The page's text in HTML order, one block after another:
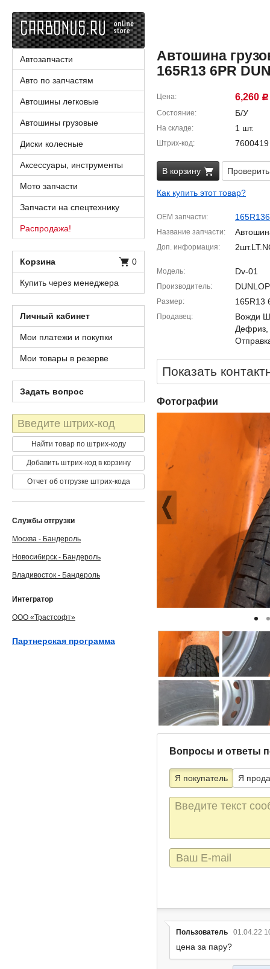
Автошина
165R13 6PR
Цена 6,260 Р
Состояние Б/У
На складе 1 шт.
Штрих-код 7600419
В корзину
Как купить этот товар?
OEM запчасти
Название запчасти
Доп. информация
Модель Dv-01
Производитель DUNLOP
Размер 165R13
Продавец
Вожди
Дефриз,
Показать
Фотографии
Вопросы и ответы
Я покупатель Я
Текст
сообщения
E-
mail
Пользователь 01.04.22
цена за пару?
Автозапчасти
Авто по запчастям
Автошины легковые
Автошины грузовые
Диски колесные
Аксессуары, инструменты
Мото запчасти
Запчасти на спецтехнику
Распродажа!
Корзина 0
Купить через менеджера
Личный кабинет
Мои платежи и покупки
Мои товары в резерве
Задать вопрос
Штрих-
код
Найти товар по штрих-коду
Добавить штрих-код в корзину
Отчет об отгрузке штрих-кода
Службы отгрузки
Москва - Бандероль
Новосибирск - Бандероль
Владивосток - Бандероль
Интегратор
ООО «Трастсофт»
Партнерская программа